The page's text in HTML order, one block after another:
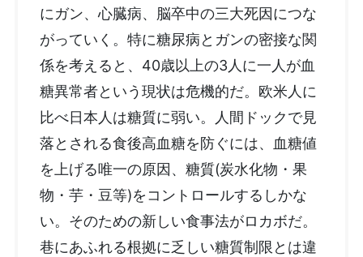
にガン、心臓病、脳卒中の三大死因につな
がっていく。特に糖尿病とガンの密接な関
係を考えると、40歳以上の3人に一人が血
糖異常者という現状は危機的だ。欧米人に
比べ日本人は糖質に弱い。人間ドックで見
落とされる食後高血糖を防ぐには、血糖値
を上げる唯一の原因、糖質(炭水化物・果
物・芋・豆等)をコントロールするしかな
い。そのための新しい食事法がロカボだ。
巷にあふれる根拠に乏しい糖質制限とは違